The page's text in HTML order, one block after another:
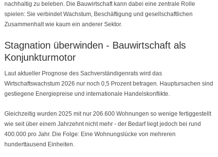
nachhaltig zu beleben. Die Bauwirtschaft kann dabei eine zentrale Rolle
spielen: Sie verbindet Wachstum, Beschäftigung und gesellschaftlichen
Zusammenhalt wie kaum ein anderer Sektor.
Stagnation überwinden - Bauwirtschaft als
Konjunkturmotor
Laut aktueller Prognose des Sachverständigenrats wird das
Wirtschaftswachstum 2026 nur noch 0,5 Prozent betragen. Hauptursachen sind
gestiegene Energiepreise und internationale Handelskonflikte.
Gleichzeitig wurden 2025 mit nur 206.600 Wohnungen so wenige fertiggestellt
wie seit über einem Jahrzehnt nicht mehr - der Bedarf liegt jedoch bei rund
400.000 pro Jahr. Die Folge: Eine Wohnungslücke von mehreren
hunderttausend Einheiten.